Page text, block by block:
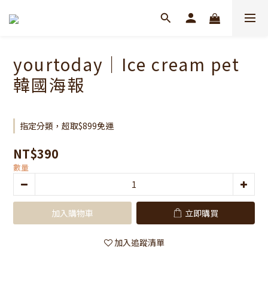
yourtoday｜Ice cream pet
韓國海報
指定分類，超取$899免運
NT$390
數量
加入購物車 立即購買
加入追蹤清單